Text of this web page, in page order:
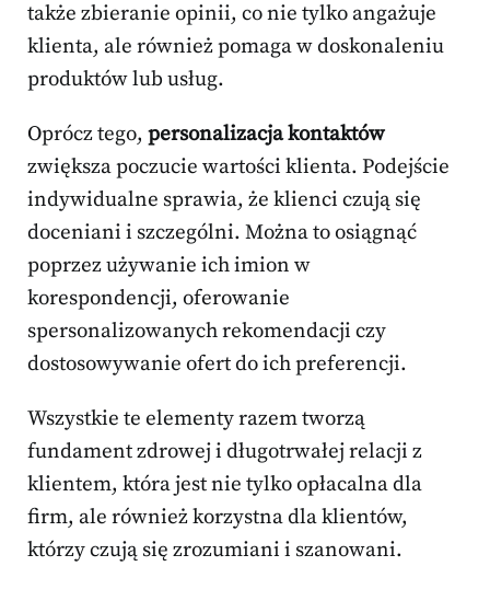
także zbieranie opinii, co nie tylko angażuje
klienta, ale również pomaga w doskonaleniu
produktów lub usług.
Oprócz tego, personalizacja kontaktów
zwiększa poczucie wartości klienta. Podejście
indywidualne sprawia, że klienci czują się
doceniani i szczególni. Można to osiągnąć
poprzez używanie ich imion w
korespondencji, oferowanie
spersonalizowanych rekomendacji czy
dostosowywanie ofert do ich preferencji.
Wszystkie te elementy razem tworzą
fundament zdrowej i długotrwałej relacji z
klientem, która jest nie tylko opłacalna dla
firm, ale również korzystna dla klientów,
którzy czują się zrozumiani i szanowani.